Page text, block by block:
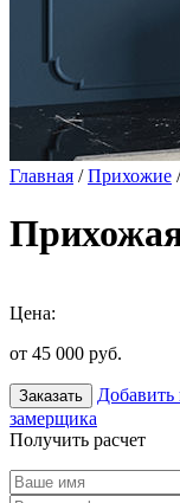
Главная /Прихожие
Цена:
от 45 000 руб.
Заказать Добавить
замерщика
Получить расчет